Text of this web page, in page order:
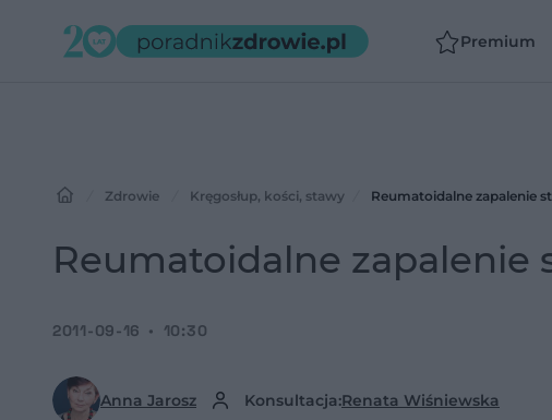
Premium
Zdrowie Kręgosłup, kości, stawy Reumatoidalne zapalenie
Reumatoidalne zapalenie
Anna Jarosz Konsultacja:Renata Wiśniewska
2011-09-16 10:30